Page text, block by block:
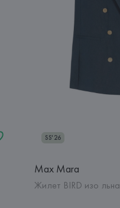
SS'26
Max Mara
Жилет BIRD изо льна